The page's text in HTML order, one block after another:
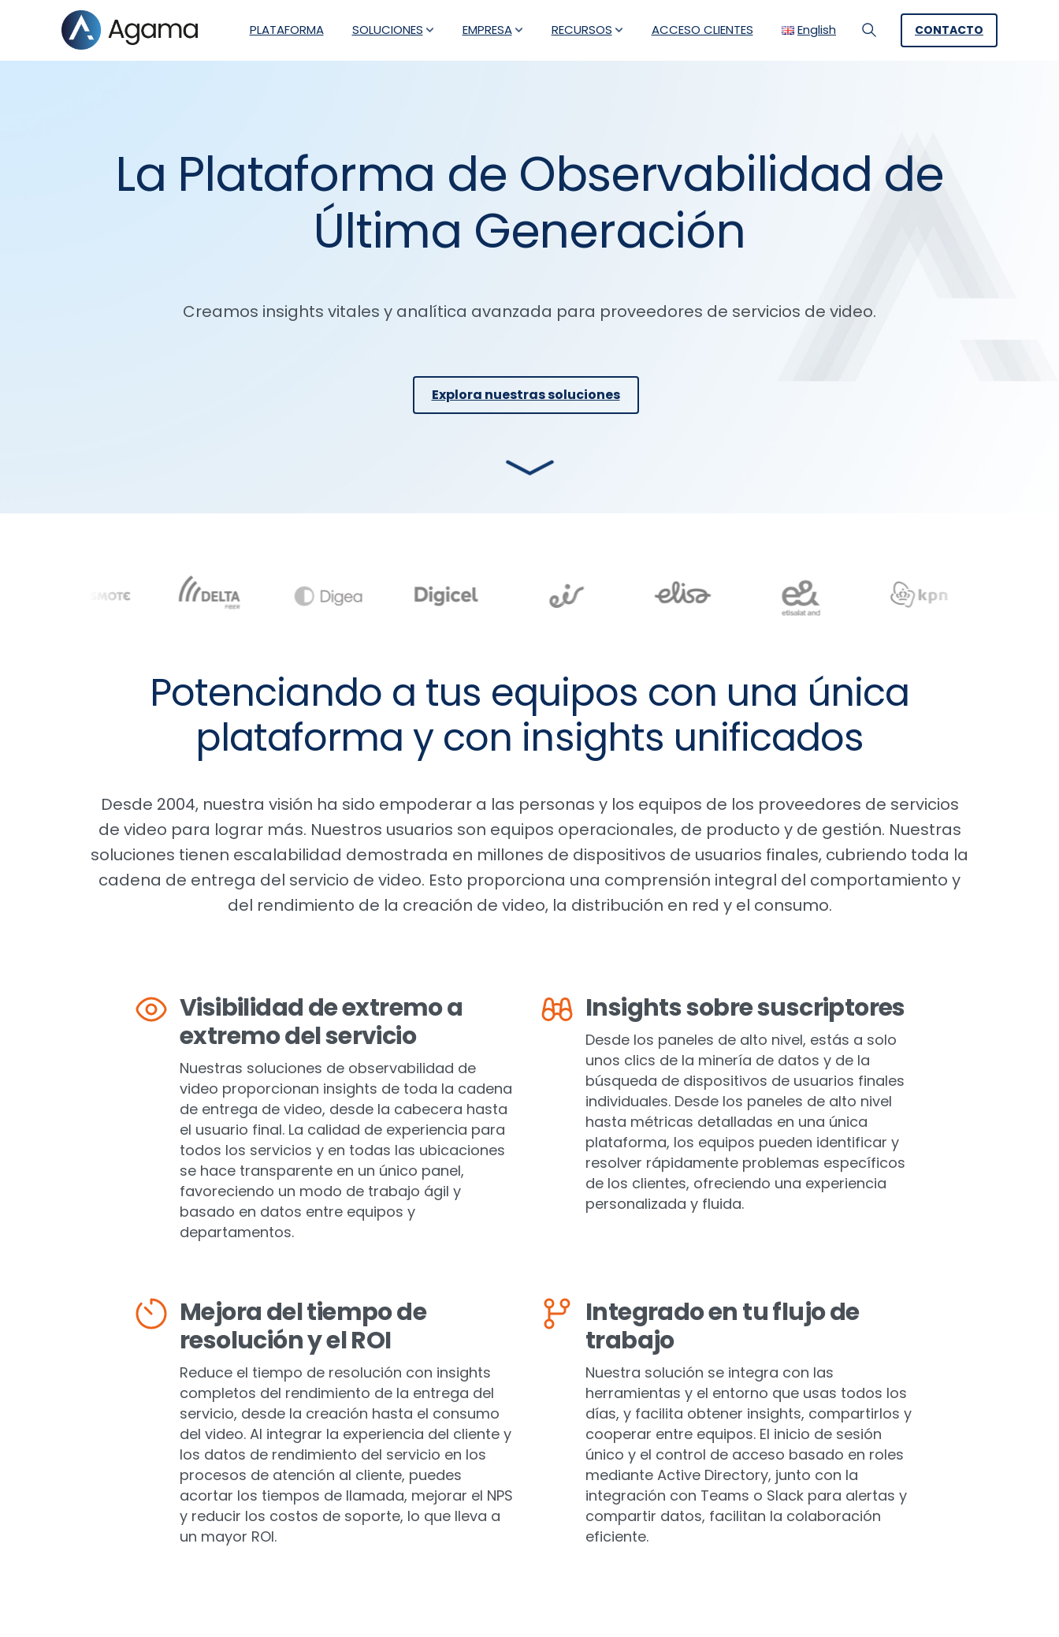
PLATAFORMA SOLUCIONES EMPRESA RECURSOS ACCESO CLIENTES English
Search
CONTACTO
La Plataforma de Observabilidad de
Última Generación
Creamos insights vitales y analítica avanzada para proveedores de servicios de video.
Explora nuestras soluciones
Potenciando a tus equipos con una única
plataforma y con insights unificados
Desde 2004, nuestra visión ha sido empoderar a las personas y los equipos de los proveedores de servicios
de video para lograr más. Nuestros usuarios son equipos operacionales, de producto y de gestión. Nuestras
soluciones tienen escalabilidad demostrada en millones de dispositivos de usuarios finales, cubriendo toda la
cadena de entrega del servicio de video. Esto proporciona una comprensión integral del comportamiento y
del rendimiento de la creación de video, la distribución en red y el consumo.
Visibilidad de extremo a
extremo del servicio
Nuestras soluciones de observabilidad de
video proporcionan insights de toda la cadena
de entrega de video, desde la cabecera hasta
el usuario final. La calidad de experiencia para
todos los servicios y en todas las ubicaciones
se hace transparente en un único panel,
favoreciendo un modo de trabajo ágil y
basado en datos entre equipos y
departamentos.
Insights sobre suscriptores
Desde los paneles de alto nivel, estás a solo
unos clics de la minería de datos y de la
búsqueda de dispositivos de usuarios finales
individuales. Desde los paneles de alto nivel
hasta métricas detalladas en una única
plataforma, los equipos pueden identificar y
resolver rápidamente problemas específicos
de los clientes, ofreciendo una experiencia
personalizada y fluida.
Mejora del tiempo de
resolución y el ROI
Reduce el tiempo de resolución con insights
completos del rendimiento de la entrega del
servicio, desde la creación hasta el consumo
del video. Al integrar la experiencia del cliente y
los datos de rendimiento del servicio en los
procesos de atención al cliente, puedes
acortar los tiempos de llamada, mejorar el NPS
y reducir los costos de soporte, lo que lleva a
un mayor ROI.
Integrado en tu flujo de
trabajo
Nuestra solución se integra con las
herramientas y el entorno que usas todos los
días, y facilita obtener insights, compartirlos y
cooperar entre equipos. El inicio de sesión
único y el control de acceso basado en roles
mediante Active Directory, junto con la
integración con Teams o Slack para alertas y
compartir datos, facilitan la colaboración
eficiente.